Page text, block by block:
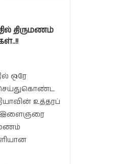
திருமணம்
ஒரே
உத்தரப்
இளைஞரை